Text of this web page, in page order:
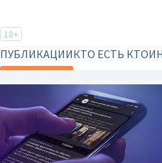
18+
ПУБЛИКАЦИИКТО ЕСТЬ КТО